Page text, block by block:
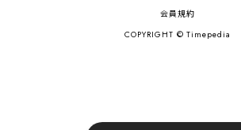
会員規約
COPYRIGHT © Timepedia